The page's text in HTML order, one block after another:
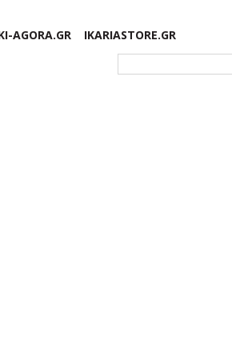
AGORA.GR
IKARIASTORE.GR